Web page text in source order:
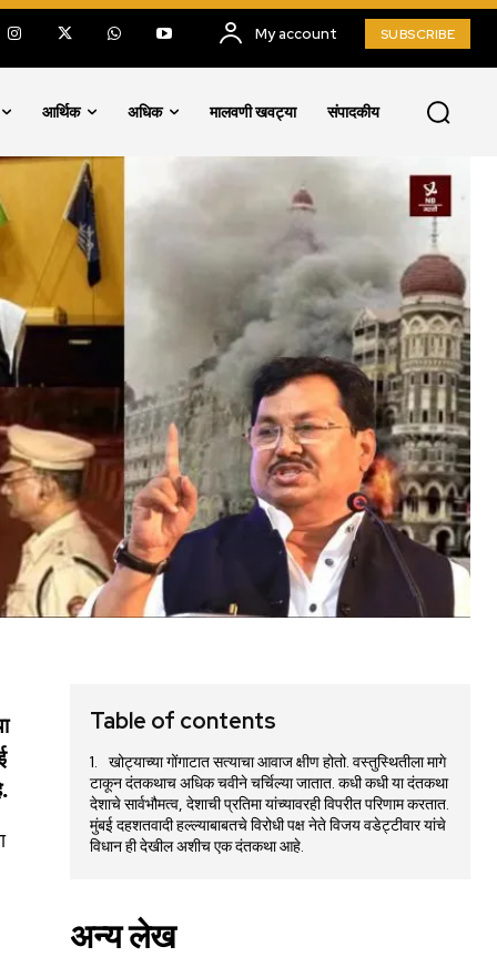
My account SUBSCRIBE
आर्थिक अधिक मालवणी खवट्या संपादकीय
Table of contents
खोट्याच्या गोंगाटात सत्याचा आवाज क्षीण होतो. वस्तुस्थितीला मागे
टाकून दंतकथाच अधिक चवीने चर्चिल्या जातात. कधी कधी या दंतकथा
देशाचे सार्वभौमत्व, देशाची प्रतिमा यांच्यावरही विपरीत परिणाम करतात.
मुंबई दहशतवादी हल्ल्याबाबतचे विरोधी पक्ष नेते विजय वडेट्टीवार यांचे
विधान ही देखील अशीच एक दंतकथा आहे.
अन्य लेख